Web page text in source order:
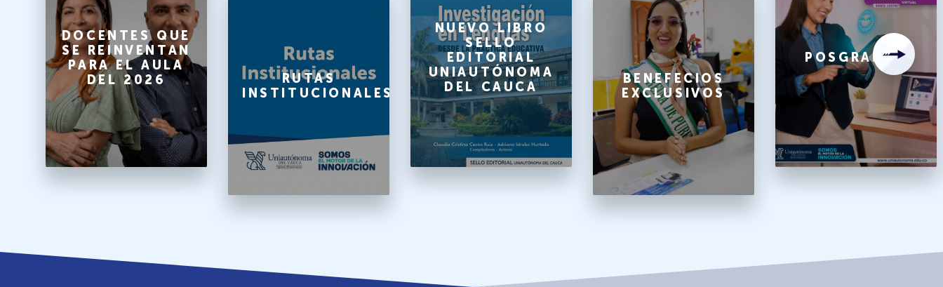
DOCENTES QUE
SE REINVENTAN
PARA EL AULA
DEL 2026
RUTAS
INSTITUCIONALES
NUEVO LIBRO
SELLO
EDITORIAL
UNIAUTÓNOMA
DEL CAUCA
BENEFECIOS
EXCLUSIVOS
POSGRADOS